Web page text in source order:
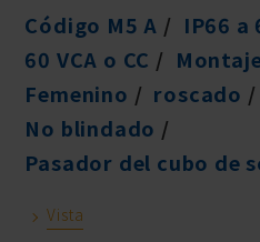
Código M5 A IP66 a
60 VCA o CC
Femenino
roscado
No blindado
Pasador del cubo de
Vista